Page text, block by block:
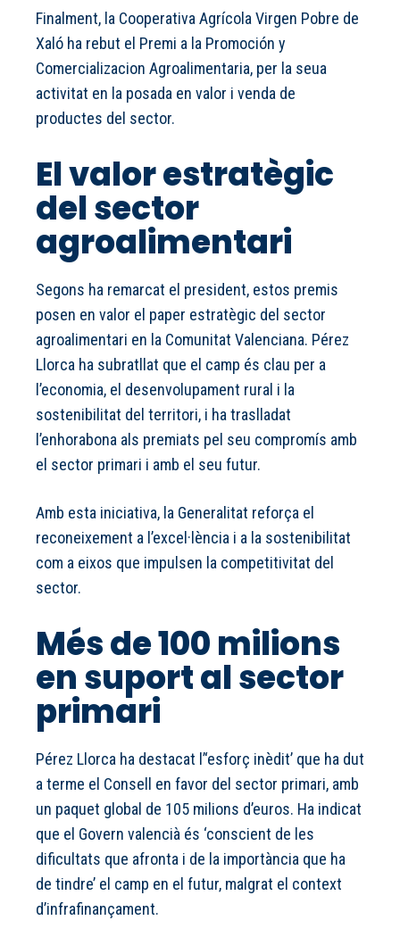
Finalment, la Cooperativa Agrícola Virgen Pobre de
Xaló ha rebut el Premi a la Promoción y
Comercializacion Agroalimentaria, per la seua
activitat en la posada en valor i venda de
productes del sector.
El valor estratègic
del sector
agroalimentari
Segons ha remarcat el president, estos premis
posen en valor el paper estratègic del sector
agroalimentari en la Comunitat Valenciana. Pérez
Llorca ha subratllat que el camp és clau per a
l’economia, el desenvolupament rural i la
sostenibilitat del territori, i ha traslladat
l’enhorabona als premiats pel seu compromís amb
el sector primari i amb el seu futur.
Amb esta iniciativa, la Generalitat reforça el
reconeixement a l’excel·lència i a la sostenibilitat
com a eixos que impulsen la competitivitat del
sector.
Més de 100 milions
en suport al sector
primari
Pérez Llorca ha destacat l’‘esforç inèdit’ que ha dut
a terme el Consell en favor del sector primari, amb
un paquet global de 105 milions d’euros. Ha indicat
que el Govern valencià és ‘conscient de les
dificultats que afronta i de la importància que ha
de tindre’ el camp en el futur, malgrat el context
d’infrafinançament.